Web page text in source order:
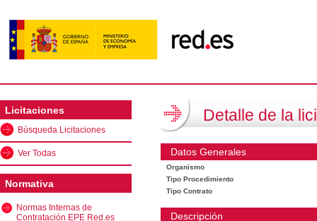
Licitaciones
Búsqueda Licitaciones
Ver Todas
Normativa
Normas Internas de
Contratación EPE Red.es
Detalle de la
Datos Generales
Organismo
Tipo Procedimiento
Tipo Contrato
Descripción